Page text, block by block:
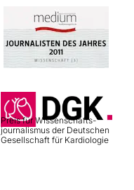
Preis für Wissenschafts­
journalismus der Deutschen
Gesellschaft für Kardiologie